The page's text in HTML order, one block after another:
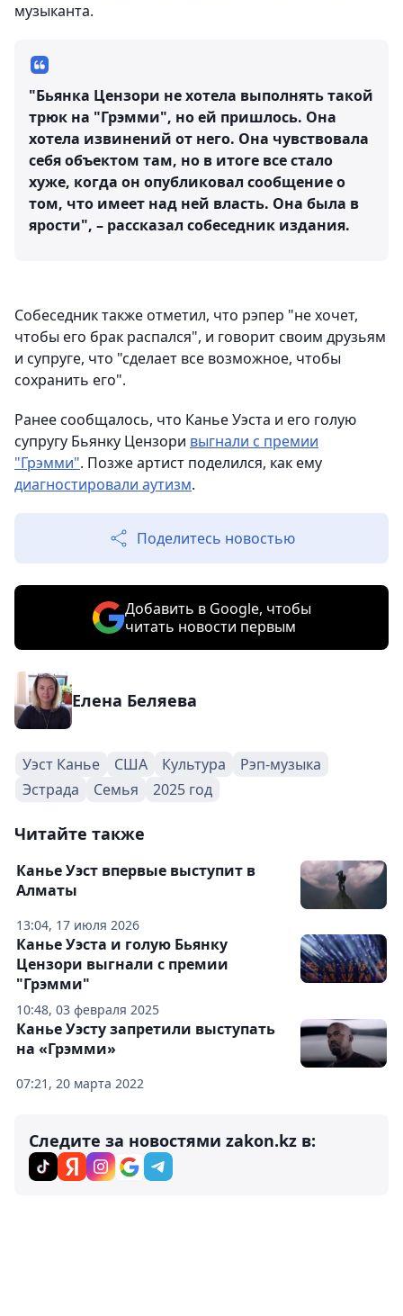
музыканта.
"Бьянка Цензори не хотела выполнять такой
трюк на "Грэмми", но ей пришлось. Она
хотела извинений от него. Она чувствовала
себя объектом там, но в итоге все стало
хуже, когда он опубликовал сообщение о
том, что имеет над ней власть. Она была в
ярости", – рассказал собеседник издания.
Собеседник также отметил, что рэпер "не хочет,
чтобы его брак распался", и говорит своим друзьям
и супруге, что "сделает все возможное, чтобы
сохранить его".
Ранее сообщалось, что Канье Уэста и его голую
супругу Бьянку Цензори выгнали с премии
"Грэмми". Позже артист поделился, как ему
диагностировали аутизм.
Поделитесь новостью
Добавить в Google, чтобы
читать новости первым
Елена Беляева
Уэст Канье США Культура
Рэп-музыка
Эстрада
Семья 2025 год
Читайте также
13:04, 17 июля 2026
Канье Уэст впервые выступит в
Алматы
10:48, 03 февраля 2025
Канье Уэста и голую Бьянку
Цензори выгнали с премии
"Грэмми"
07:21, 20 марта 2022
Канье Уэсту запретили выступать
на «Грэмми»
Следите за новостями zakon.kz в: